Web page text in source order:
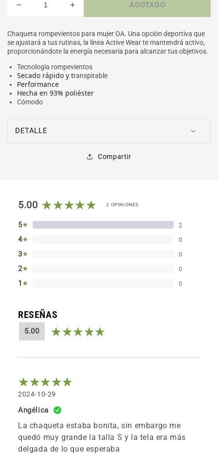
Reducir
para
CHAQUETA
MUJER
/
OUTDOOR
ADVENTURE
Aumentar
cantidad
CHAQUETA
MUJER
/
OUTDOOR
ADVENTURE
AGOTADO
Chaqueta rompevientos para mujer OA. Una opción deportiva que
se ajustará a tus rutinas, la línea Active Wear te mantendrá activo,
proporcionándote la energía necesaria para alcanzar tus objetivos.
Tecnología rompevientos
Secado rápido y transpirable
Performance
Hecha en 93% poliéster
Cómodo
DETALLE
Compartir
5.00 2 OPINIONES
5★ 2
4★ 0
3★ 0
2★ 0
1 ★ 0
RESEÑAS
5.00
2024-10-29
Angélica
La chaqueta estaba bonita, sin embargo me
quedó muy grande la talla S y la tela era más
delgada de lo que esperaba